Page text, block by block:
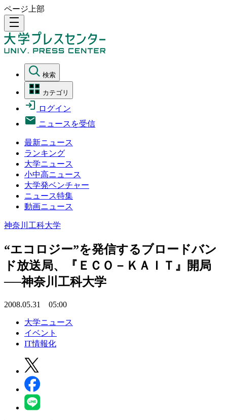
ページ上部
density_medium
検索
カテゴリ
ログイン
ニュースを受信
最新ニュース
ランキング
大学ニュース
小中高ニュース
大学発ベンチャー
ニュース特集
動画ニュース
神奈川工科大学
“エコロジー”を発信するブロードバン
ド放送局、『ＥＣＯ－ＫＡＩＴ』開局
──神奈川工科大学
2008.05.31 05:00
大学ニュース
イベント
IT情報化